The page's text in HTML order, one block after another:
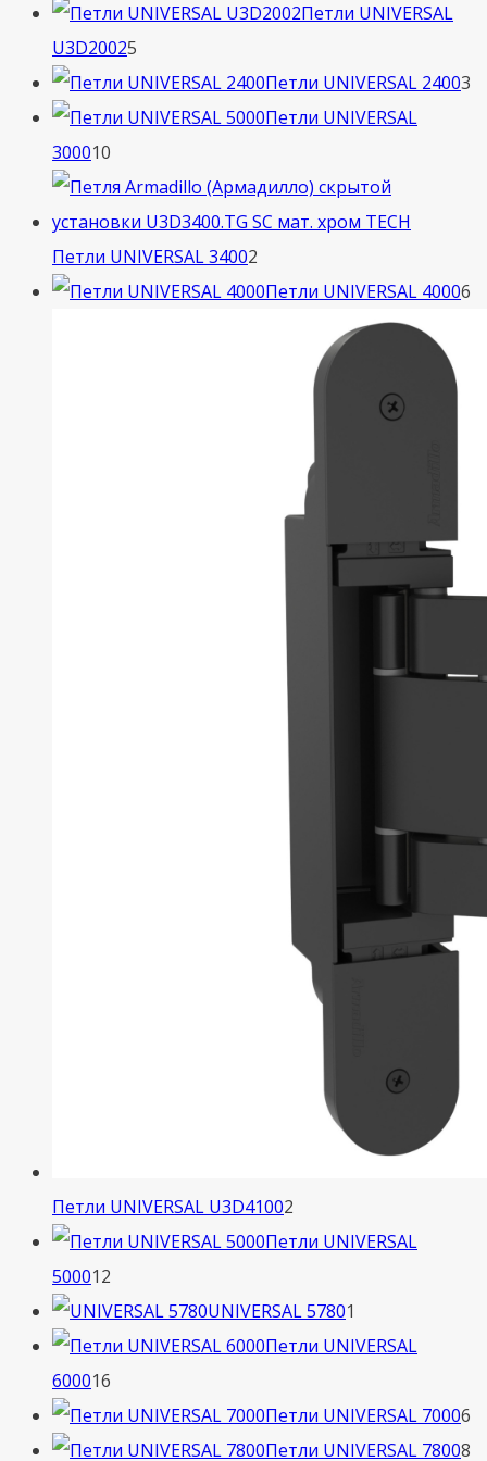
товаровПетли UNIVERSAL
U3D20025
товаров
Петли UNIVERSAL 24003
Петли UNIVERSAL
300010
товаров
Петли UNIVERSAL 34002
товара
Петли UNIVERSAL 40006
Петли UNIVERSAL U3D41002
товара
Петли UNIVERSAL
500012
товаров
UNIVERSAL 57801
товар
Петли UNIVERSAL
600016
товаров
Петли UNIVERSAL 70006
Петли UNIVERSAL 78008